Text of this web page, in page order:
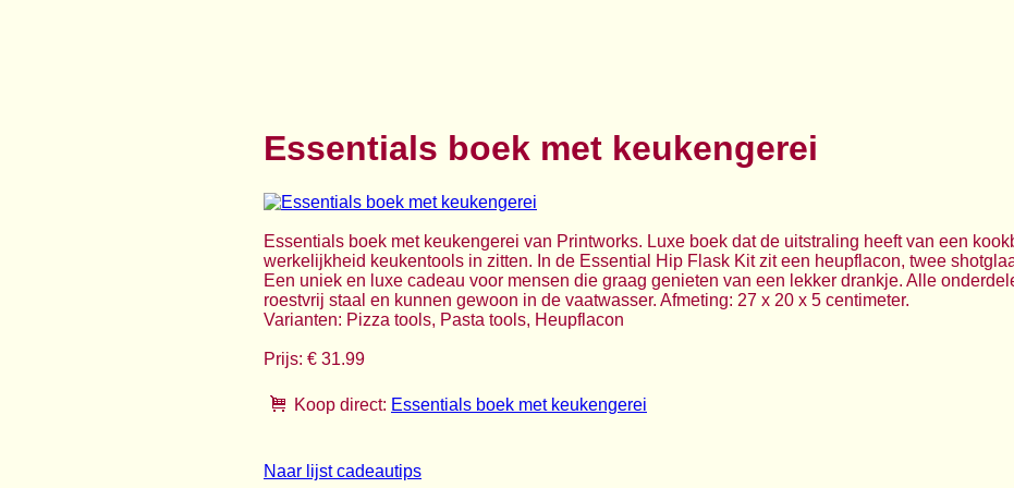
Essentials boek met keukengerei
Essentials boek met keukengerei van Printworks. Luxe boek dat de uitstraling heeft van een
werkelijkheid keukentools in zitten. In de Essential Hip Flask Kit zit een heupflacon, twee
Een uniek en luxe cadeau voor mensen die graag genieten van een lekker drankje. Alle
roestvrij staal en kunnen gewoon in de vaatwasser. Afmeting: 27 x 20 x 5 centimeter.
Varianten: Pizza tools, Pasta tools, Heupflacon
Prijs: € 31.99
Koop direct: Essentials boek met keukengerei
Naar lijst cadeautips